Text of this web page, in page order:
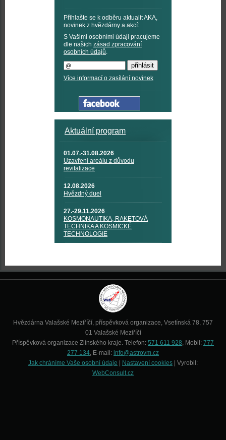
Přihlašte se k odběru aktualit AKA,
novinek z hvězdárny a akcí:
S Vašimi osobními údaji pracujeme
dle našich zásad zpracování
osobních údajů.
Více informací o zasílání novinek
Aktuální program
01.07.-31.08.2026
Uzavření areálu z důvodu
revitalizace
12.08.2026
Hvězdný duel
27.-29.11.2026
KOSMONAUTIKA, RAKETOVÁ
TECHNIKA A KOSMICKÉ
TECHNOLOGIE
Hvězdárna Valašské Meziříčí, příspěvková organizace, Vsetínská 78, 757
01 Valašské Meziříčí
Příspěvková organizace Zlínského kraje. Telefon: 571 611 928, Mobil: 777
277 134, E-mail: info@astrovm.cz
Jak chráníme Vaše osobní údaje
Nastavení cookies | Vyrobil:
WebConsult.cz